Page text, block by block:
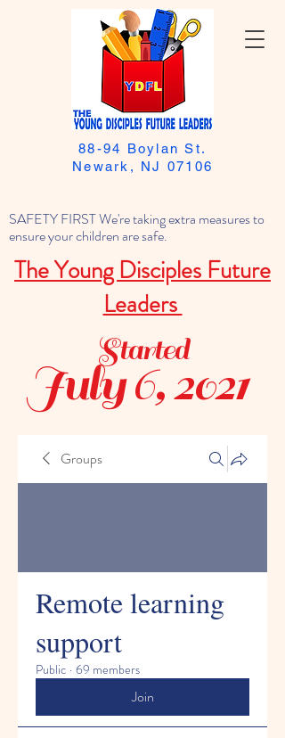
SAFETY FIRST We're taking extra measures to
ensure your children are safe.
The Young Disciples Future
Leaders
88-94 Boylan St.
Newark, NJ 07106
July 6, 2021
Started
Groups
Remote learning
support
Public · 69 members
Join